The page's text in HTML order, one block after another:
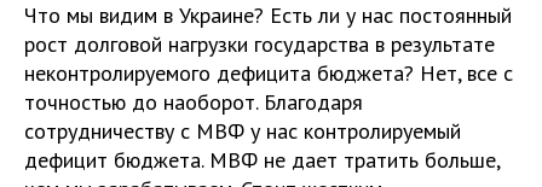
Что мы видим в Украине? Есть ли у нас постоянный
рост долговой нагрузки государства в результате
неконтролируемого дефицита бюджета? Нет, все с
точностью до наоборот. Благодаря
сотрудничеству с МВФ у нас контролируемый
дефицит бюджета. МВФ не дает тратить больше,